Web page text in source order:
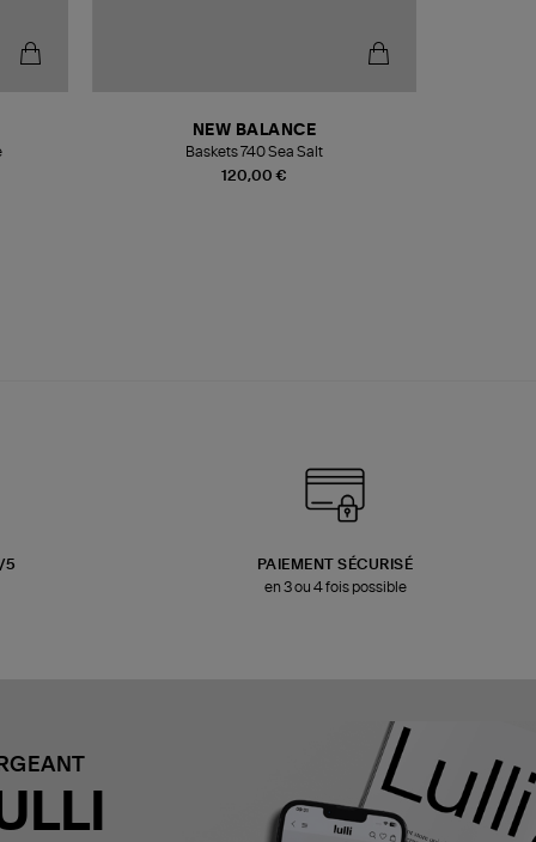
120,00 €
NEW BALANCE
Baskets 740 Sea Salt
5
PAIEMENT SÉCURISÉ
en 3 ou 4 fois possible